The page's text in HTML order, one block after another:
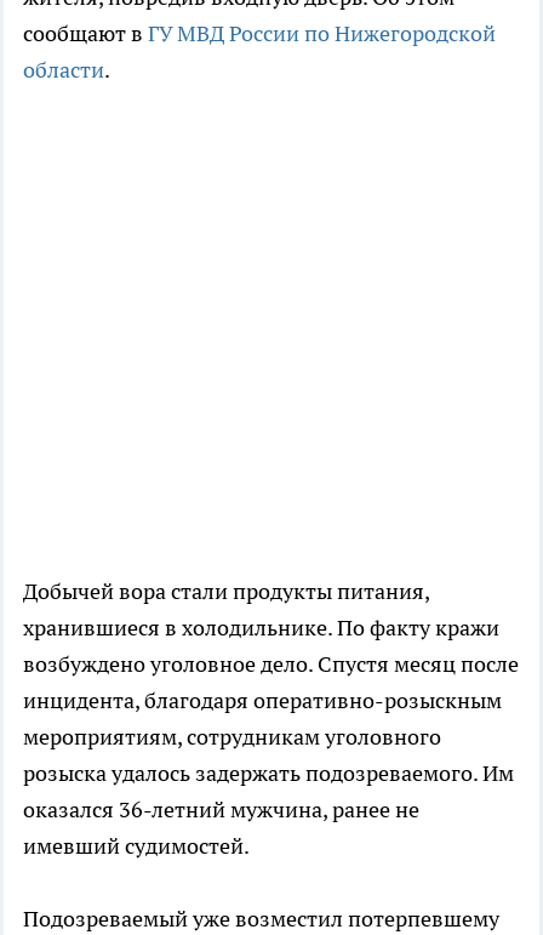
сообщают в ГУ МВД России по Нижегородской
области.
Добычей вора стали продукты питания,
хранившиеся в холодильнике. По факту кражи
возбуждено уголовное дело. Спустя месяц после
инцидента, благодаря оперативно-розыскным
мероприятиям, сотрудникам уголовного
розыска удалось задержать подозреваемого. Им
оказался 36-летний мужчина, ранее не
имевший судимостей.
Подозреваемый уже возместил потерпевшему